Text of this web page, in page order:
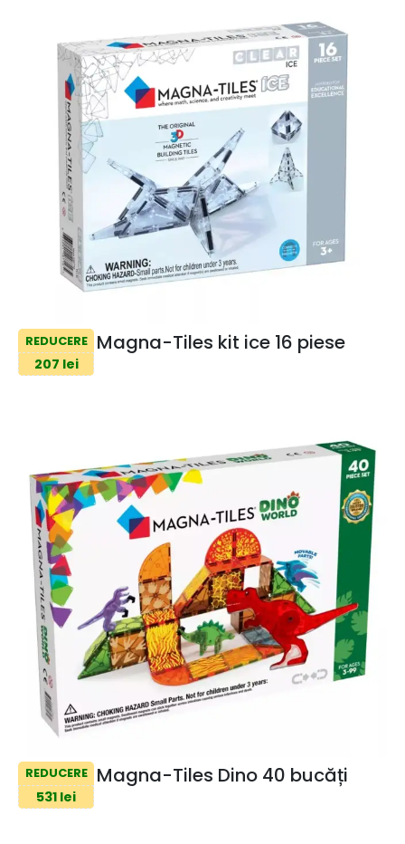
REDUCERE
207 lei
Magna-Tiles kit ice 16 piese
REDUCERE
531 lei
Magna-Tiles Dino 40 bucăți